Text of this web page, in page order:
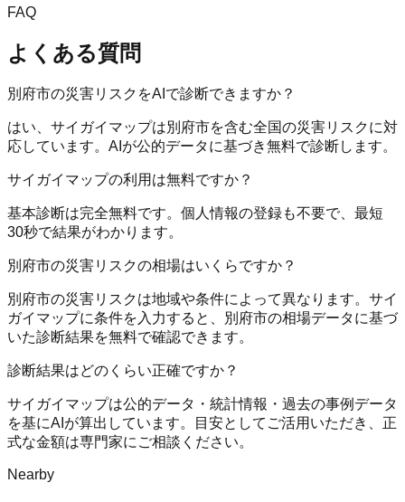
FAQ
よくある質問
別府市の災害リスクをAIで診断できますか？
はい、サイガイマップは別府市を含む全国の災害リスクに対
応しています。AIが公的データに基づき無料で診断します。
サイガイマップの利用は無料ですか？
基本診断は完全無料です。個人情報の登録も不要で、最短
30秒で結果がわかります。
別府市の災害リスクの相場はいくらですか？
別府市の災害リスクは地域や条件によって異なります。サイ
ガイマップに条件を入力すると、別府市の相場データに基づ
いた診断結果を無料で確認できます。
診断結果はどのくらい正確ですか？
サイガイマップは公的データ・統計情報・過去の事例データ
を基にAIが算出しています。目安としてご活用いただき、正
式な金額は専門家にご相談ください。
Nearby